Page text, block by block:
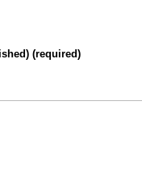
(required)